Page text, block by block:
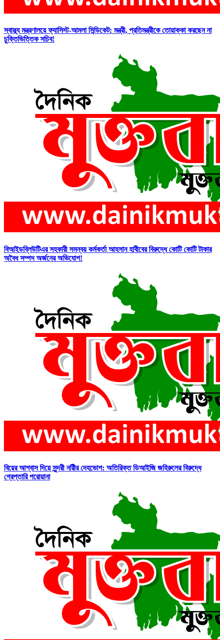
স্বাস্থ্য মন্ত্রণালয়ে ফ্যাসিস্ট-আমলা সিন্ডিকেট: মন্ত্রী, প্রতিমন্ত্রীকে তোয়াক্কা করছেন না
চুক্তিভিত্তিক সচিব!
বিআইডব্লিউটিএর সহকারী সমন্বয় কর্মকর্তা আহসান হাবীবের বিরুদ্ধে কোটি কোটি টাকার
অবৈধ সম্পদ অর্জনের অভিযোগ!
বিয়ের আশ্বাস দিয়ে সুন্দরী নরিীর দেহভোগ: অতিরিক্ত ডিআইজি জহিরুলের বিরুদ্ধে
গ্রেপ্তারি পরোয়ানা